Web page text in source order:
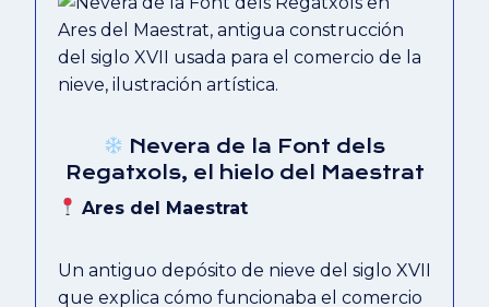
Nevera de la Font dels
Regatxols, el hielo del Maestrat
Ares del Maestrat
Un antiguo depósito de nieve del siglo XVII
que explica cómo funcionaba el comercio